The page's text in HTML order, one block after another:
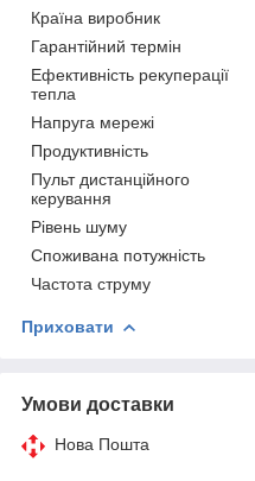
Країна виробник
Гарантійний термін
Ефективність рекуперації
тепла
Напруга мережі
Продуктивність
Пульт дистанційного
керування
Рівень шуму
Споживана потужність
Частота струму
Приховати
Умови доставки
Нова Пошта